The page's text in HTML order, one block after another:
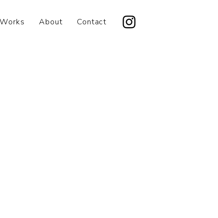
Works About Contact